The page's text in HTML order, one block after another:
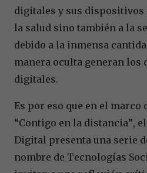
digitales y sus dispositivos
la salud sino también a la
debido a la inmensa
manera oculta generan los
digitales.
Es por eso que en el marco
“Contigo en la distancia”,
Digital presenta una serie
nombre de Tecnologías